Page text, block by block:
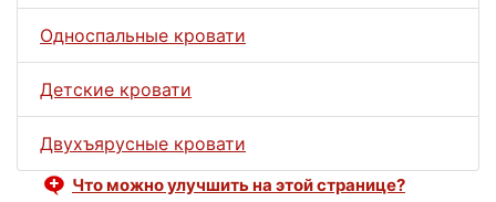
Односпальные кровати
Детские кровати
Двухъярусные кровати
Что можно улучшить на этой странице?